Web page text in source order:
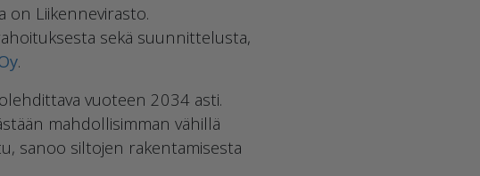
on Liikennevirasto.
sekä suunnittelusta,
.
vuoteen 2034 asti.
mahdollisimman vähillä
sanoo siltojen rakentamisesta